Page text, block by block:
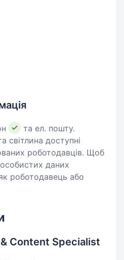
та ел. пошту.
світлина доступні
роботодавців. Щоб
даних
роботодавець або
Content Specialist